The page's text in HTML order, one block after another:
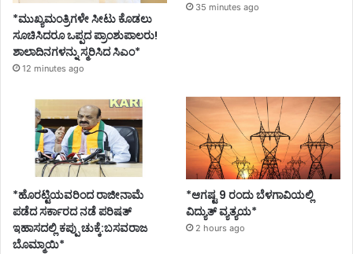
*ಮುಖ್ಯಮಂತ್ರಿಗಳೇ ಸೀಟು ಕೊಡಲು
ಸೂಚಿಸಿದರೂ ಒಪ್ಪದ ಪ್ರಾಂಶುಪಾಲರು!
ಶಾಲಾದಿನಗಳನ್ನು ಸ್ಮರಿಸಿದ ಸಿಎಂ*
12 minutes ago
35 minutes ago
*ಹೊರಟ್ಟಿಯವರಿಂದ ರಾಜೀನಾಮೆ
ಪಡೆದ ಸರ್ಕಾರದ ನಡೆ ಪರಿಷತ್
ಇಹಾಸದಲ್ಲಿ ಕಪ್ಪು ಚುಕ್ಕೆ:ಬಸವರಾಜ
ಬೊಮ್ಮಾಯಿ*
*ಆಗಷ್ಟ 9 ರಂದು ಬೆಳಗಾವಿಯಲ್ಲಿ
ವಿದ್ಯುತ್ ವ್ಯತ್ಯಯ*
2 hours ago